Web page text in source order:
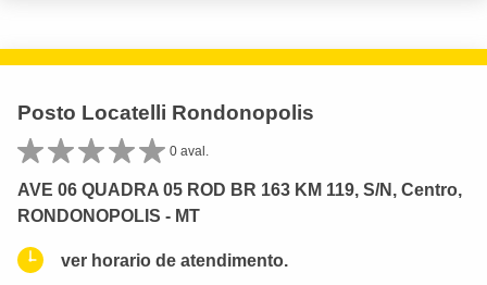
Posto Locatelli Rondonopolis
0 aval.
AVE 06 QUADRA 05 ROD BR 163 KM 119, S/N, Centro,
RONDONOPOLIS - MT
ver horario de atendimento.